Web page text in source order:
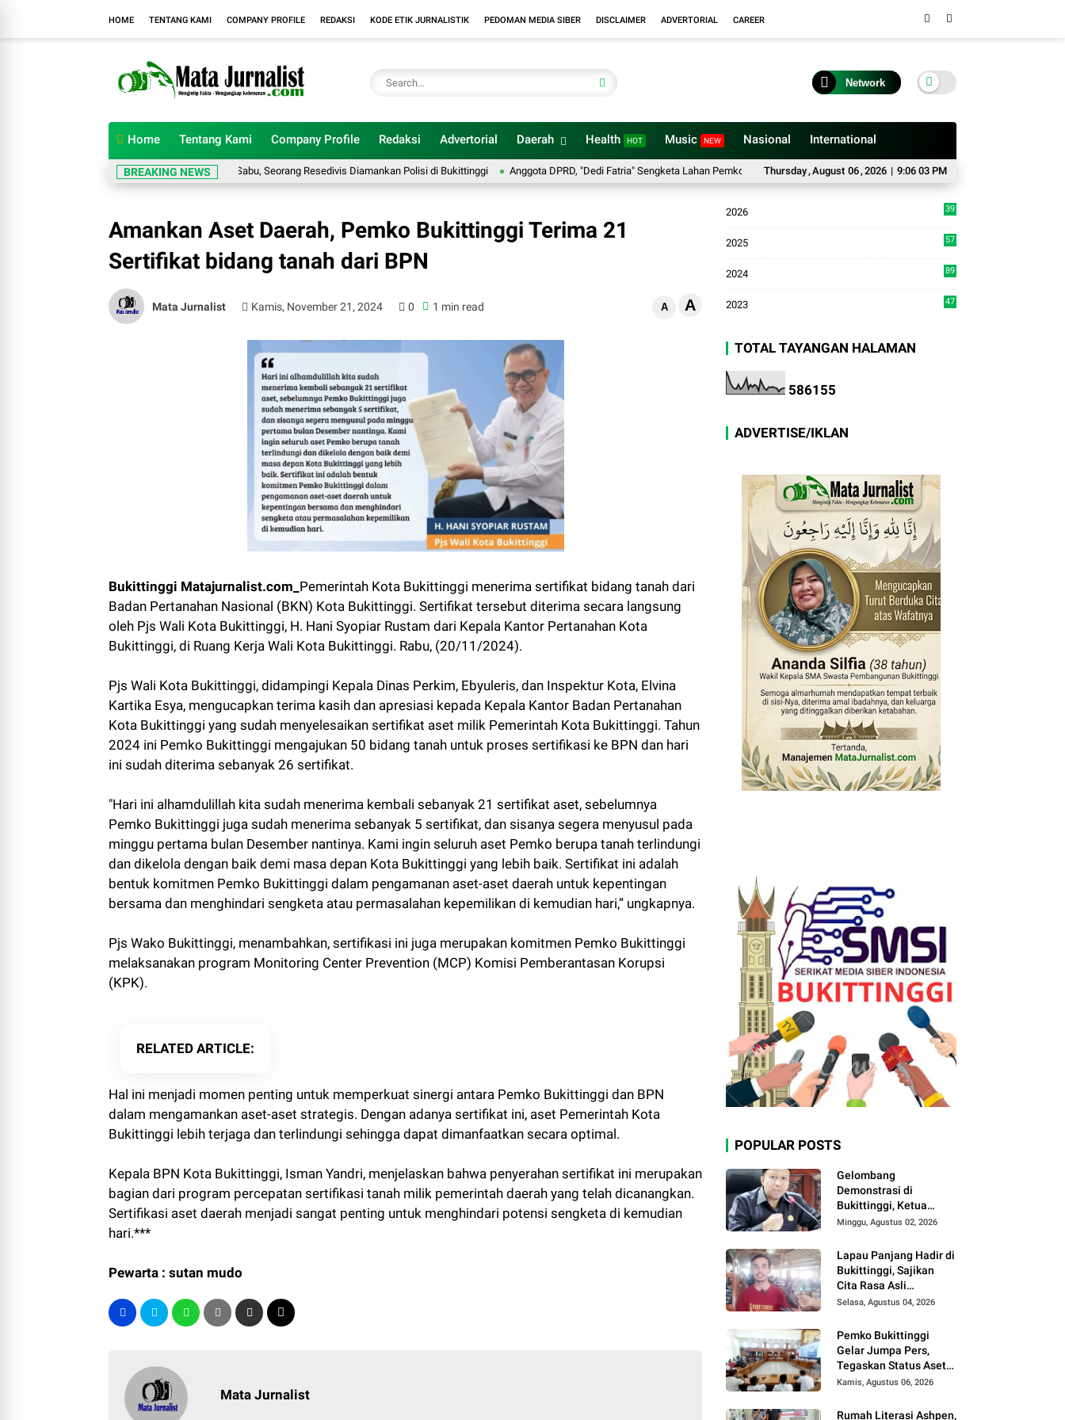
HOME TENTANG KAMI COMPANY PROFILE REDAKSI KODE ETIK JURNALISTIK PEDOMAN MEDIA SIBER DISCLAIMER ADVERTORIAL CAREER
Network
Home Tentang Kami Company Profile Redaksi Advertorial Daerah Health HOT Music NEW Nasional International
Thursday,August 06,2026 | 9:06 03 PM
BREAKING NEWS
Miliki 62 Paket Sabu, Seorang Resedivis Diamankan Polisi di Bukittinggi Anggota DPRD, "Dedi Fatria" Sengketa Lahan Pemko Bukittinggi dan UFDK Perlu Diselesaikan Lewat Dialog, Bukan Polemik di
Amankan Aset Daerah, Pemko Bukittinggi Terima 21
Sertifikat bidang tanah dari BPN
Mata Jurnalist Kamis, November 21, 2024 0 1 min read A A
Bukittinggi Matajurnalist.com_ Pemerintah Kota Bukittinggi menerima sertifikat bidang tanah dari
Badan Pertanahan Nasional (BKN) Kota Bukittinggi. Sertifikat tersebut diterima secara langsung
oleh Pjs Wali Kota Bukittinggi, H. Hani Syopiar Rustam dari Kepala Kantor Pertanahan Kota
Bukittinggi, di Ruang Kerja Wali Kota Bukittinggi. Rabu, (20/11/2024).
Pjs Wali Kota Bukittinggi, didampingi Kepala Dinas Perkim, Ebyuleris, dan Inspektur Kota, Elvina
Kartika Esya, mengucapkan terima kasih dan apresiasi kepada Kepala Kantor Badan Pertanahan
Kota Bukittinggi yang sudah menyelesaikan sertifikat aset milik Pemerintah Kota Bukittinggi. Tahun
2024 ini Pemko Bukittinggi mengajukan 50 bidang tanah untuk proses sertifikasi ke BPN dan hari
ini sudah diterima sebanyak 26 sertifikat.
"Hari ini alhamdulillah kita sudah menerima kembali sebanyak 21 sertifikat aset, sebelumnya
Pemko Bukittinggi juga sudah menerima sebanyak 5 sertifikat, dan sisanya segera menyusul pada
minggu pertama bulan Desember nantinya. Kami ingin seluruh aset Pemko berupa tanah terlindungi
dan dikelola dengan baik demi masa depan Kota Bukittinggi yang lebih baik. Sertifikat ini adalah
bentuk komitmen Pemko Bukittinggi dalam pengamanan aset-aset daerah untuk kepentingan
bersama dan menghindari sengketa atau permasalahan kepemilikan di kemudian hari,” ungkapnya.
Pjs Wako Bukittinggi, menambahkan, sertifikasi ini juga merupakan komitmen Pemko Bukittinggi
melaksanakan program Monitoring Center Prevention (MCP) Komisi Pemberantasan Korupsi
(KPK).
RELATED ARTICLE
Hal ini menjadi momen penting untuk memperkuat sinergi antara Pemko Bukittinggi dan BPN
dalam mengamankan aset-aset strategis. Dengan adanya sertifikat ini, aset Pemerintah Kota
Bukittinggi lebih terjaga dan terlindungi sehingga dapat dimanfaatkan secara optimal.
Kepala BPN Kota Bukittinggi, Isman Yandri, menjelaskan bahwa penyerahan sertifikat ini merupakan
bagian dari program percepatan sertifikasi tanah milik pemerintah daerah yang telah dicanangkan.
Sertifikasi aset daerah menjadi sangat penting untuk menghindari potensi sengketa di kemudian
hari.***
Pewarta : sutan mudo
Mata Jurnalist
2026
39
2025
57
2024
89
2023 47
TOTAL TAYANGAN HALAMAN
5861 55
ADVERTISE/IKLAN
POPULAR POSTS
Gelombang
Demonstrasi di
Bukittinggi, Ketua
DPRD Ajak Semua
Kondusivitas.
Minggu, Agustus 02, 2026
Lapau Panjang Hadir di
Bukittinggi, Sajikan
Cita Rasa Asli
Minangkabau dengan
Selasa, Agustus 04, 2026
Pemko Bukittinggi
Gelar Jumpa Pers,
Tegaskan Status Aset
Daerah dan Klarifikasi
UFDK
Kamis, Agustus 06, 2026
Rumah Literasi Ashpen,